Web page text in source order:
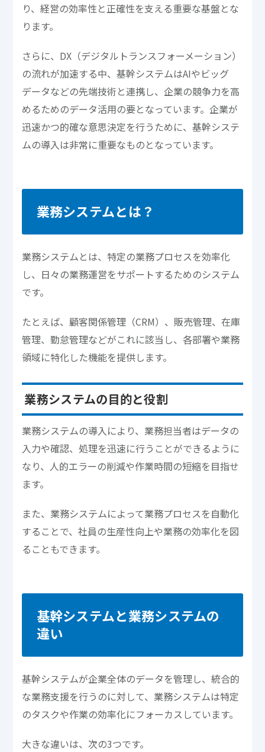
り、経営の効率性と正確性を支える重要な基盤とな
ります。
さらに、DX（デジタルトランスフォーメーション）
の流れが加速する中、基幹システムはAIやビッグ
データなどの先端技術と連携し、企業の競争力を高
めるためのデータ活用の要となっています。企業が
迅速かつ的確な意思決定を行うために、基幹システ
ムの導入は非常に重要なものとなっています。
業務システムとは？
業務システムとは、特定の業務プロセスを効率化
し、日々の業務運営をサポートするためのシステム
です。
たとえば、顧客関係管理（CRM）、販売管理、在庫
管理、勤怠管理などがこれに該当し、各部署や業務
領域に特化した機能を提供します。
業務システムの目的と役割
業務システムの導入により、業務担当者はデータの
入力や確認、処理を迅速に行うことができるように
なり、人的エラーの削減や作業時間の短縮を目指せ
ます。
また、業務システムによって業務プロセスを自動化
することで、社員の生産性向上や業務の効率化を図
ることもできます。
基幹システムと業務システムの
違い
基幹システムが企業全体のデータを管理し、統合的
な業務支援を行うのに対して、業務システムは特定
のタスクや作業の効率化にフォーカスしています。
大きな違いは、次の3つです。